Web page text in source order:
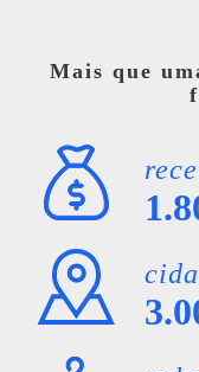
Mais que